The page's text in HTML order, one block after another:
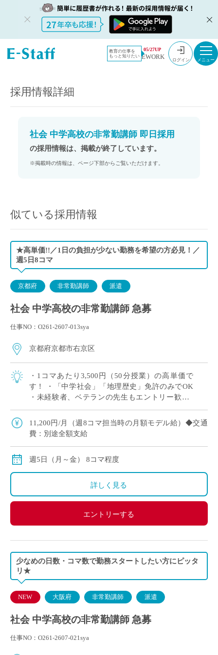
教育の仕事を
もっと知りたい
05/27UP
EWORK ログイン
教員採用情
報のイー・
採用情報
社会 中学高校の非常勤講師 即日採用
採用情報詳細
社会 中学高校の非常勤講師 即日採用
の採用情報は、掲載が終了しています。
※掲載時の情報は、ページ下部からご覧いただけます。
似ている採用情報
★高単価!!／1日の負担が少ない勤務を希望の方必見！／
週5日8コマ
京都府 非常勤講師 派遣
社会 中学高校の非常勤講師 急募
仕事NO：O261-2607-013sya
京都府京都市右京区
・1コマあたり3,500円（50分授業）の高単価で
す！ ・「中学社会」「地理歴史」免許のみでOK
・未経験者、ベテランの先生もエントリー歓迎♪
校舎で授業が可能！
11,200円/月（週8コマ担当時の月額モデル給）◆交通
費：別途全額支給
週5日（月～金） 8コマ程度
詳しく見る
エントリーする
少なめの日数・コマ数で勤務スタートしたい方にピッタ
リ★
NEW 大阪府 非常勤講師 派遣
社会 中学高校の非常勤講師 急募
仕事NO：O261-2607-021sya